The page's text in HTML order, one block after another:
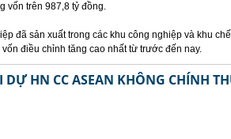
vốn trên 987,8 tỷ đồng.
đã sản xuất trong các khu công nghiệp và khu
điều chỉnh tăng cao nhất từ trước đến nay.
DỰ HN CC ASEAN KHÔNG CHÍNH